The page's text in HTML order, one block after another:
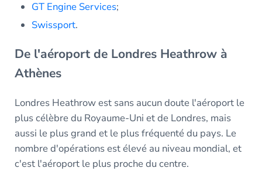
GT Engine Services;
Swissport.
De l'aéroport de Londres Heathrow à
Athènes
Londres Heathrow est sans aucun doute l'aéroport le
plus célèbre du Royaume-Uni et de Londres, mais
aussi le plus grand et le plus fréquenté du pays. Le
nombre d'opérations est élevé au niveau mondial, et
c'est l'aéroport le plus proche du centre.